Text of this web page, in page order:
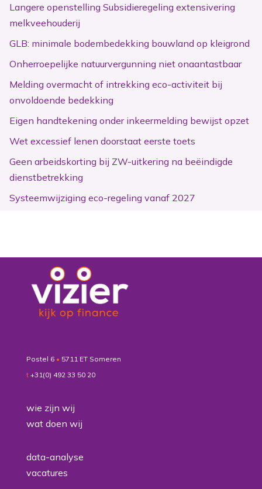
Langere openstelling Subsidieregeling extensivering
melkveehouderij
GLB: minimale bodembedekking bouwland op kleigrond
Onherroepelijke natuurvergunning niet onaantastbaar
Melding overmacht of intrekking eco-activiteit bij
onvoldoende bedekking
Eigen handtekening onder inkeermelding bewijst opzet
Wet excessief lenen doorstaat eerste toets
Geen arbeidskorting bij ZW-uitkering na beëindigde
dienstbetrekking
Systeemwijziging eco-regeling vanaf 2027
Postel 6 • 5711 ET Someren
t +31(0) 492 33 50 20
wie zijn wij
wat doen wij
data-analyse
vacatures